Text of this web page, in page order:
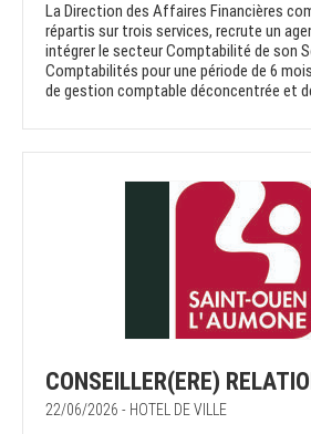
La Direction des Affaires Financières
répartis sur trois services, recrute un
intégrer le secteur Comptabilité de son
Comptabilités pour une période de 6
de gestion comptable déconcentrée et
CONSEILLER(ERE)
22/06/2026 - HOTEL DE VILLE